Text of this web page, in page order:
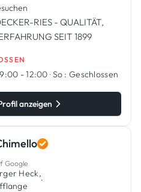
RIES - QUALITÄT,
SEIT 1899
- 12:00·So : Geschlossen
anzeigen
Google
Heck,
·